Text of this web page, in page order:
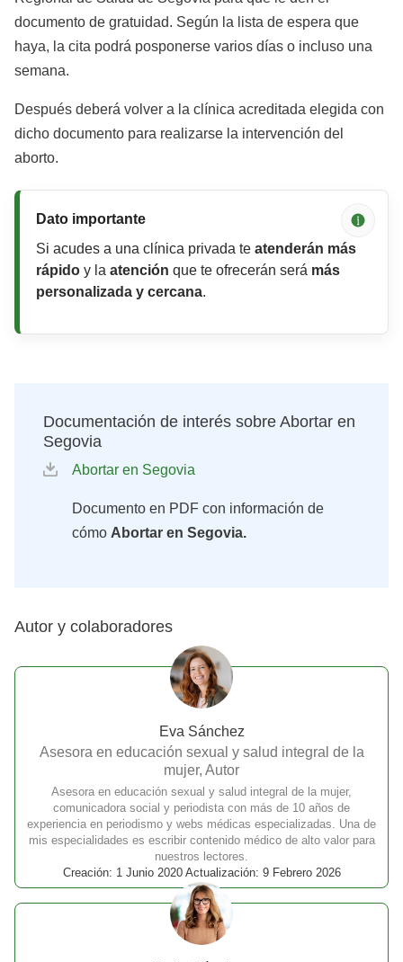
documento de gratuidad. Según la lista de espera que
haya, la cita podrá posponerse varios días o incluso una
semana.
Después deberá volver a la clínica acreditada elegida con
dicho documento para realizarse la intervención del
aborto.
Si acudes a una clínica privada te atenderán más
rápido y la atención que te ofrecerán será más
personalizada y cercana.
Dato importante
Documentación de interés sobre Abortar en
Segovia
Abortar en Segovia
Documento en PDF con información de
cómo Abortar en Segovia.
Autor y colaboradores
Eva Sánchez
Asesora en educación sexual y salud integral de la
mujer, Autor
Asesora en educación sexual y salud integral de la mujer,
comunicadora social y periodista con más de 10 años de
experiencia en periodismo y webs médicas especializadas. Una de
mis especialidades es escribir contenido médico de alto valor para
nuestros lectores.
Creación: 1 Junio 2020 Actualización: 9 Febrero 2026